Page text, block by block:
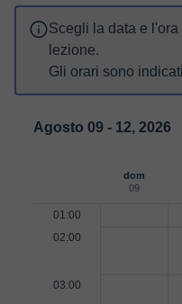
Scegli la data e
lezione.
Gli orari sono
Agosto 09 - 12, 2026
dom
09
01:00
02:00
03:00